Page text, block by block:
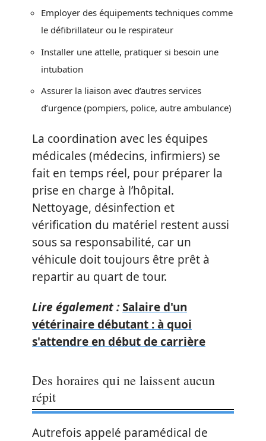
Employer des équipements techniques comme
le défibrillateur ou le respirateur
Installer une attelle, pratiquer si besoin une
intubation
Assurer la liaison avec d’autres services
d’urgence (pompiers, police, autre ambulance)
La coordination avec les équipes
médicales (médecins, infirmiers) se
fait en temps réel, pour préparer la
prise en charge à l’hôpital.
Nettoyage, désinfection et
vérification du matériel restent aussi
sous sa responsabilité, car un
véhicule doit toujours être prêt à
repartir au quart de tour.
Lire également :Salaire d'un
vétérinaire débutant : à quoi
s'attendre en début de carrière
Des horaires qui ne laissent aucun
répit
Autrefois appelé paramédical de